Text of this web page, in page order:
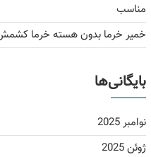
مناسب
خمیر خرما بدون هسته خرما
بایگانی‌ها
نوامبر 2025
ژوئن 2025